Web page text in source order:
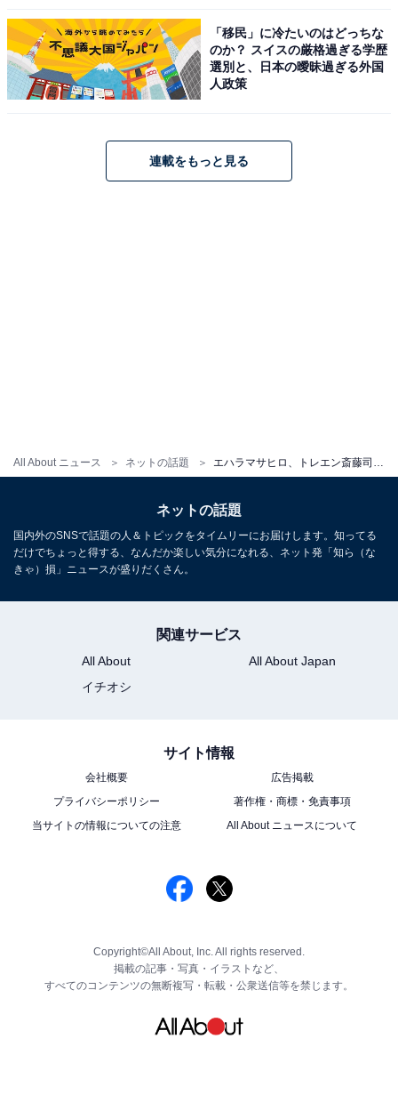
All About ニュース ネットの話題
「移民」に冷たいのはどっちな
のか？ スイスの厳格過ぎる学歴
選別と、日本の曖昧過ぎる外国
人政策
連載をもっと見る
ネットの話題
国内外のSNSで話題の人＆トピックをタイムリーにお届けします。知ってる
だけでちょっと得する、なんだか楽しい気分になれる、ネット発「知ら（な
きゃ）損」ニュースが盛りだくさん。
関連サービス
All About
All About Japan
イチオシ
サイト情報
会社概要
広告掲載
プライバシーポリシー
著作権・商標・免責事項
当サイトの情報についての注意
All About ニュースについて
Copyright©All About, Inc. All rights reserved.
掲載の記事・写真・イラストなど、
すべてのコンテンツの無断複写・転載・公衆送信等を禁じます。